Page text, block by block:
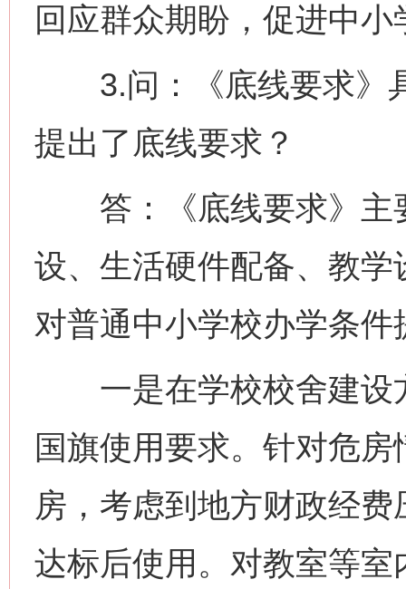
回应群众期盼，促进中
3.问：《底线要求》
提出了底线要求？
答：《底线要求》主
设、生活硬件配备、教
对普通中小学校办学条
一是在学校校舍建设
国旗使用要求。针对危
房，考虑到地方财政经
达标后使用。对教室等